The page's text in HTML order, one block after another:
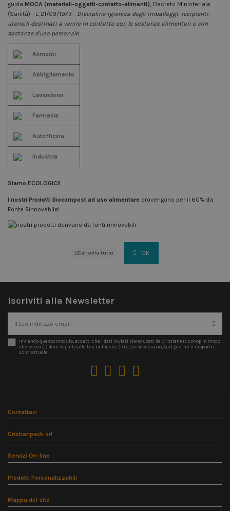
guida MOCA (materiali-oggetti-contatto-alimenti), Decreto Ministeriale
(Sanità) - L. 21/03/1973 - Disciplina igienica degli imballaggi, recipienti,
utensili destinati a venire in contatto con le sostanze alimentari o con
sostanze d'uso personale.
Alimenti
Abbigliamento
Lavanderia
Farmacia
Autofficina
Industria
Siamo ECOLOGICI!
I nostri Prodotti Biocompost ad uso alimentare provengono per il 60% da
Fonte Rinnovabile!
Cancella tutto OK
Iscriviti alla Newsletter
Inviando questo modulo, accetti che i dati inviati siano usati da CristianPackshop in modo
che possa (i) dare seguito alle tue richieste, (ii) e, se necessario, (iii) gestire il rapporto
contrattuale.
Contattaci
Cristianpack srl
Servizi On-line
Prodotti Personalizzabili
Mappa del sito